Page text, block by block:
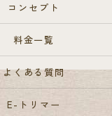
コンセプト
料金一覧
よくある質問
E-トリマー